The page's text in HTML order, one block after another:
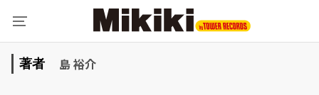
著者 島 裕介